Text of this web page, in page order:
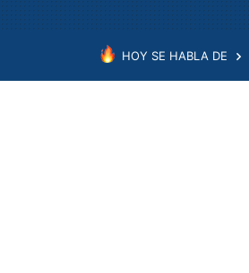
HOY SE HABLA DE